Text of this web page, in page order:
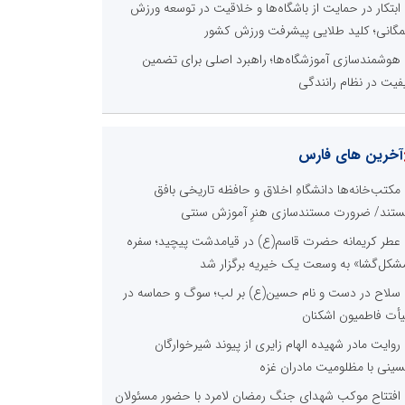
ابتکار در حمایت از باشگاه‌ها و خلاقیت در توسعه ورزش
کلید طلایی پیشرفت ورزش کشور
هوشمندسازی آموزشگاه‌ها؛ راهبرد اصلی برای تضمین
در نظام رانندگی
آخرین های فارس
مکتب‌خانه‌ها دانشگاهِ اخلاق و حافظه تاریخی بافق
ضرورت مستندسازی هنرِ آموزش سنتی
عطر کریمانه حضرت قاسم(ع) در قیامدشت پیچید؛ سفره
به وسعت یک خیریه برگزار شد
سلاح در دست و نام حسین(ع) بر لب؛ سوگ و حماسه در
فاطمیون اشکنان
روایت مادر شهیده الهام زایری از پیوند شیرخوارگان
با مظلومیت مادران غزه
افتتاح موکب شهدای جنگ رمضان لامرد با حضور مسئولان